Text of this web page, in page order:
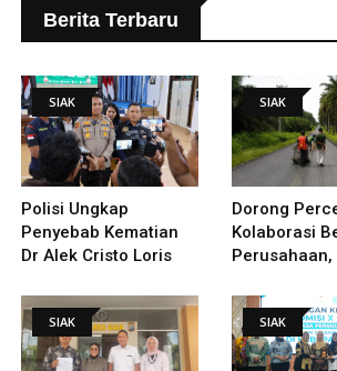
Berita Terbaru
SIAK
Polisi Ungkap
Penyebab Kematian
Dr Alek Cristo Loris
SIAK
Dorong
Kolaborasi
Perusahaan,
KITB - Sungai
Yang Rusak
SIAK SIAK